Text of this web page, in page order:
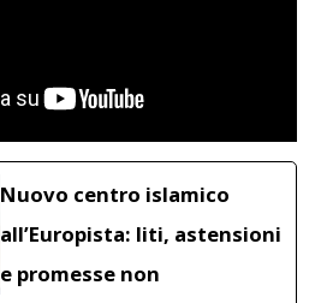
Nuovo centro islamico
all’Europista: liti, astensioni
e promesse non